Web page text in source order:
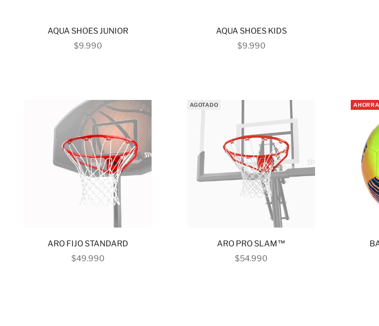
AQUA SHOES JUNIOR
PRECIO DE OFERTA
$9.990
AQUA SHOES KIDS
PRECIO DE OFERTA
$9.990
ARO FIJO STANDARD
PRECIO DE OFERTA
$49.990
AGOTADO
ARO PRO SLAM™
PRECIO DE OFERTA
$54.990